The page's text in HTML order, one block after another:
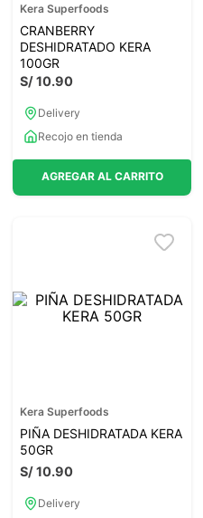
Kera Superfoods
CRANBERRY
DESHIDRATADO KERA
100GR
S/10.90
Delivery
Recojo en tienda
AGREGAR AL CARRITO
Kera Superfoods
PIÑA DESHIDRATADA KERA
50GR
S/10.90
Delivery